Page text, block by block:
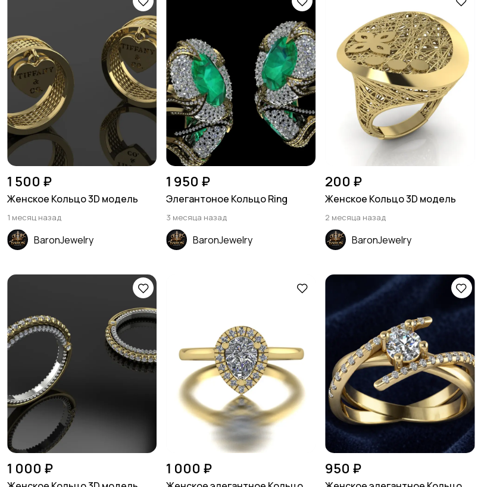
1 500 ₽
Женское Кольцо 3D модель
1 месяц назад
BaronJewelry
1 950 ₽
Элегантоное Кольцо Ring
3 месяца назад
BaronJewelry
200 ₽
Женское Кольцо 3D модель
2 месяца назад
BaronJewelry
1 000 ₽ 1 000 ₽ 950 ₽